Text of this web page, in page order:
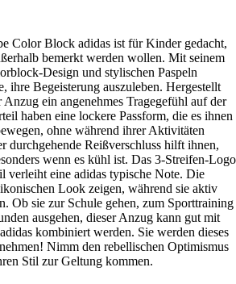
Color Block adidas ist für Kinder gedacht,
bemerkt werden wollen. Mit seinem
Design und stylischen Paspeln
ihre Begeisterung auszuleben. Hergestellt
Anzug ein angenehmes Tragegefühl auf der
haben eine lockere Passform, die es ihnen
ohne während ihrer Aktivitäten
durchgehende Reißverschluss hilft ihnen,
wenn es kühl ist. Das 3-Streifen-Logo
verleiht eine adidas typische Note. Die
Look zeigen, während sie aktiv
Ob sie zur Schule gehen, zum Sporttraining
ausgehen, dieser Anzug kann gut mit
kombiniert werden. Sie werden dieses
Nimm den rebellischen Optimismus
Stil zur Geltung kommen.